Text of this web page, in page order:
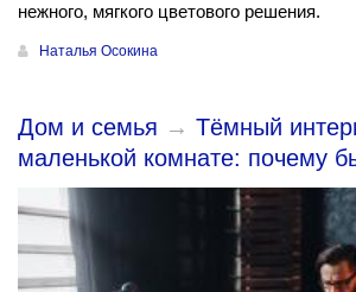
нежного, мягкого цветового решения.
Наталья Осокина
Дом и семья → Тёмный
маленькой комнате: почему